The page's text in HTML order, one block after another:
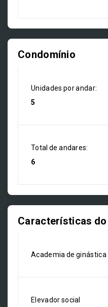
Condomínio
Unidades por andar:
5
Total de andares:
6
Características
Academia de ginástica
Elevador social